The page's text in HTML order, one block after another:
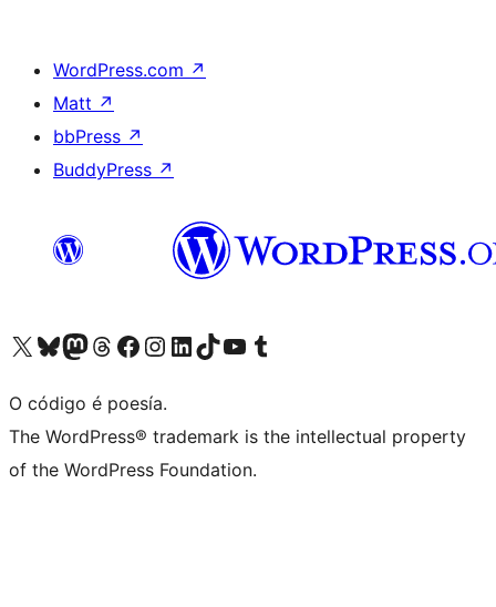
WordPress.com ↗
Matt ↗
bbPress ↗
BuddyPress ↗
Visita la cuenta de X (anteriormente Twitter)
Visita a nosa conta de Bluesky
Visita a nosa conta de Mastodon
Visita a nosa conta de Threads
Visita a nosa páxina de Facebook
Visita a nosa conta de Instagram
Visita a nosa conta de LinkedIn
Visita a nosa conta de TikTok
Visita a nosa canle de YouTube
Visita a nosa conta de Tumblr
O código é poesía.
The WordPress® trademark is the intellectual property
of the WordPress Foundation.